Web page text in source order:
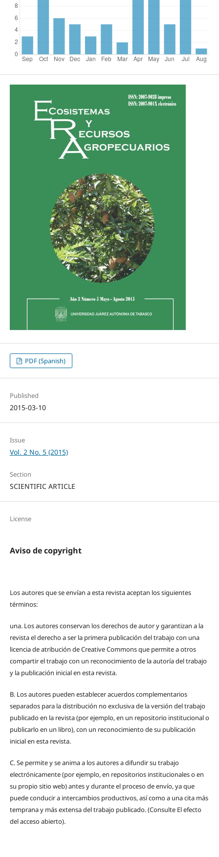
PDF (Spanish)
Published
2015-03-10
Issue
Vol. 2 No. 5 (2015)
Section
SCIENTIFIC ARTICLE
License
Aviso de copyright
Los autores que se envían a esta revista aceptan los siguientes
términos:
una. Los autores conservan los derechos de autor y garantizan a la
revista el derecho a ser la primera publicación del trabajo con una
licencia de atribución de Creative Commons que permite a otros
compartir el trabajo con un reconocimiento de la autoría del trabajo
y la publicación inicial en esta revista.
B. Los autores pueden establecer acuerdos complementarios
separados para la distribución no exclusiva de la versión del trabajo
publicado en la revista (por ejemplo, en un repositorio institucional o
publicarlo en un libro), con un reconocimiento de su publicación
inicial en esta revista.
C.Se permite y se anima a los autores a difundir su trabajo
electrónicamente (por ejemplo, en repositorios institucionales o en
su propio sitio web) antes y durante el proceso de envío, ya que
puede conducir a intercambios productivos, así como a una cita más
temprana y más extensa del trabajo publicado. (Consulte El efecto
del acceso abierto).